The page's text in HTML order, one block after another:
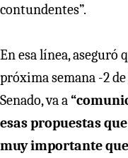
contundentes”.
En esa línea, aseguró
próxima semana -2
Senado, va a
esas propuestas
muy importante